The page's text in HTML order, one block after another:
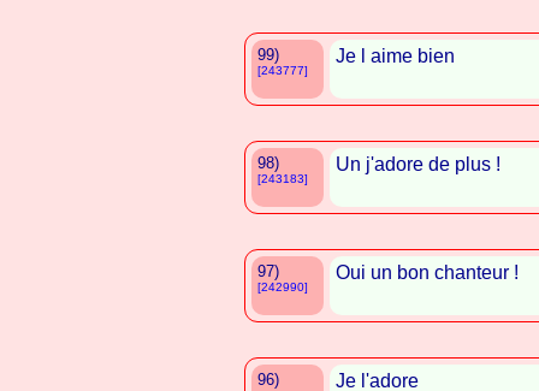
99)
[243777]
Je l aime bien
98)
[243183]
Un j'adore de plus !
97)
[242990]
Oui un bon chanteur !
96) Je l'adore